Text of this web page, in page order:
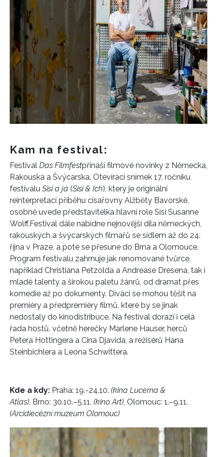
INFORMACE
REDAKCE
Kam na festival:
Festival Das Filmfestpřináší filmové novinky z Německa,
Rakouska a Švýcarska. Otevírací snímek 17. ročníku
festivalu Sisi a já (Sisi & Ich), který je originální
reinterpretací příběhu císařovny Alžběty Bavorské,
osobně uvede představitelka hlavní role Sisi Susanne
Wolff.Festival dále nabídne nejnovější díla německých,
rakouských a švýcarských filmařů se sídlem až do 24.
října v Praze, a poté se přesune do Brna a Olomouce.
Program festivalu zahrnuje jak renomované tvůrce,
například Christiana Petzolda a Andrease Dresena, tak i
mladé talenty a širokou paletu žánrů, od dramat přes
komedie až po dokumenty. Diváci se mohou těšit na
premiéry a předpremiéry filmů, které by se jinak
nedostaly do kinodistribuce. Na festival dorazí i celá
řada hostů, včetně herečky Marlene Hauser, herců
Petera Hottingera a Cina Djavida, a režisérů Hana
Steinbichlera a Leona Schwittera.
Kde a kdy: Praha: 19.-24.10. (kina Lucerna &
Atlas), Brno: 30.10.–5.11. (kino Art), Olomouc: 1.–9.11.
(Arcidiecézní muzeum Olomouc)